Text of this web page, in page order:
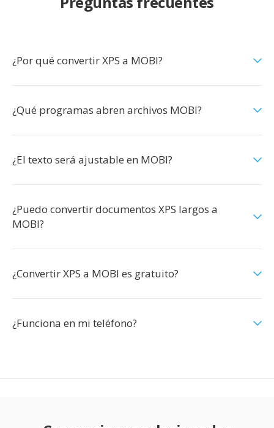
¿Por qué convertir XPS a MOBI?
¿Qué programas abren archivos MOBI?
¿El texto será ajustable en MOBI?
¿Puedo convertir documentos XPS largos a
MOBI?
¿Convertir XPS a MOBI es gratuito?
¿Funciona en mi teléfono?